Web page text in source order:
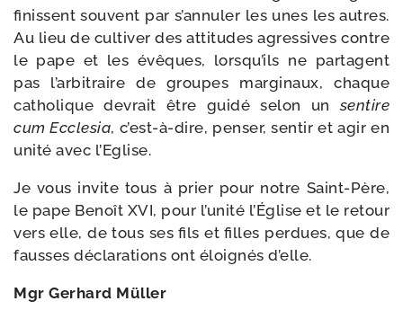
finissent sou­vent par s’annuler les unes les autres.
Au lieu de culti­ver des atti­tudes agres­sives contre
le pape et les évêques, lorsqu’ils ne par­tagent
pas l’arbitraire de groupes mar­gi­naux, chaque
catho­lique devrait être gui­dé selon un sen­tire
cum Ecclesia, c’est-​à-​dire, pen­ser, sen­tir et agir en
uni­té avec l’Eglise.
Je vous invite tous à prier pour notre Saint-​Père,
le pape Benoît XVI, pour l’u­ni­té l’Église et le retour
vers elle, de tous ses fils et filles per­dues, que de
fausses décla­ra­tions ont éloi­gnés d’elle.
Mgr Gerhard Müller